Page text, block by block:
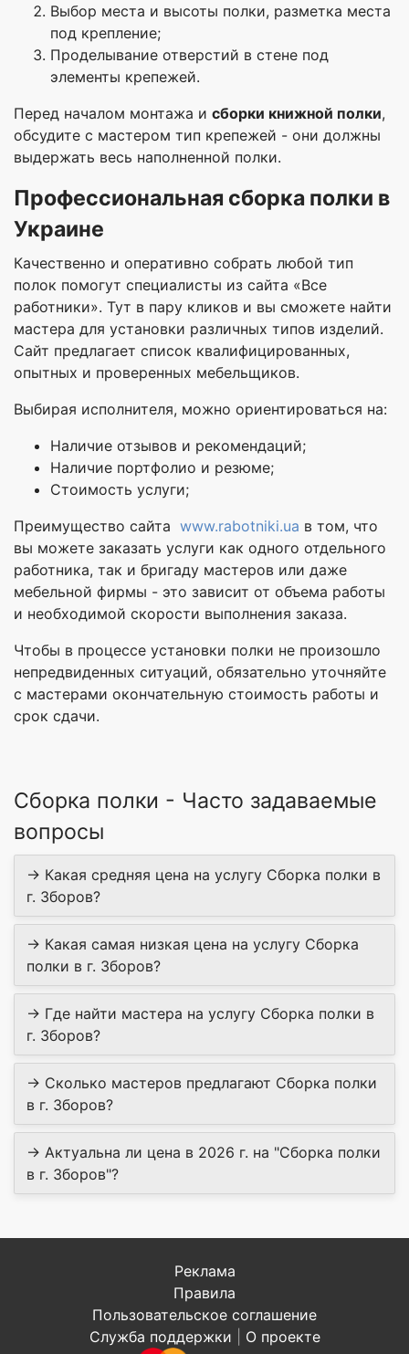
Выбор места и высоты полки, разметка места
под крепление;
Проделывание отверстий в стене под
элементы крепежей.
Перед началом монтажа и сборки книжной полки,
обсудите с мастером тип крепежей - они должны
выдержать весь наполненной полки.
Профессиональная сборка полки в
Украине
Качественно и оперативно собрать любой тип
полок помогут специалисты из сайта «Все
работники». Тут в пару кликов и вы сможете найти
мастера для установки различных типов изделий.
Сайт предлагает список квалифицированных,
опытных и проверенных мебельщиков.
Выбирая исполнителя, можно ориентироваться на:
Наличие отзывов и рекомендаций;
Наличие портфолио и резюме;
Стоимость услуги;
Преимущество сайта www.rabotniki.ua в том, что
вы можете заказать услуги как одного отдельного
работника, так и бригаду мастеров или даже
мебельной фирмы - это зависит от объема работы
и необходимой скорости выполнения заказа.
Чтобы в процессе установки полки не произошло
непредвиденных ситуаций, обязательно уточняйте
с мастерами окончательную стоимость работы и
срок сдачи.
Сборка полки - Часто задаваемые
вопросы
→ Какая средняя цена на услугу Сборка полки в
г. Зборов?
→ Какая самая низкая цена на услугу Сборка
полки в г. Зборов?
→ Где найти мастера на услугу Сборка полки в
г. Зборов?
→ Сколько мастеров предлагают Сборка полки
в г. Зборов?
→ Актуальна ли цена в 2026 г. на "Сборка полки
в г. Зборов"?
Реклама
Правила
Пользовательское соглашение
Служба поддержки
О проекте